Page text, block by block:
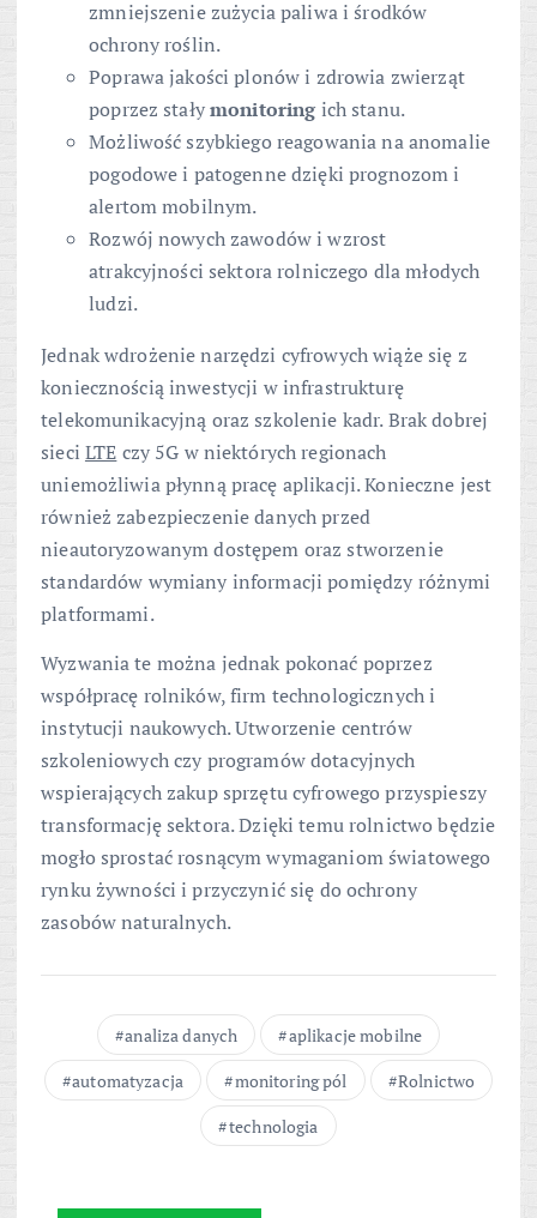
zmniejszenie zużycia paliwa i środków
ochrony roślin.
Poprawa jakości plonów i zdrowia zwierząt
poprzez stałymonitoringich stanu.
Możliwość szybkiego reagowania na anomalie
pogodowe i patogenne dzięki prognozom i
alertom mobilnym.
Rozwój nowych zawodów i wzrost
atrakcyjności sektora rolniczego dla młodych
ludzi.
Jednak wdrożenie narzędzi cyfrowych wiąże się z
koniecznością inwestycji w infrastrukturę
telekomunikacyjną oraz szkolenie kadr. Brak dobrej
sieci LTE czy 5G w niektórych regionach
uniemożliwia płynną pracę aplikacji. Konieczne jest
również zabezpieczenie danych przed
nieautoryzowanym dostępem oraz stworzenie
standardów wymiany informacji pomiędzy różnymi
platformami.
Wyzwania te można jednak pokonać poprzez
współpracę rolników, firm technologicznych i
instytucji naukowych. Utworzenie centrów
szkoleniowych czy programów dotacyjnych
wspierających zakup sprzętu cyfrowego przyspieszy
transformację sektora. Dzięki temu rolnictwo będzie
mogło sprostać rosnącym wymaganiom światowego
rynku żywności i przyczynić się do ochrony
zasobów naturalnych.
analiza danych
aplikacje mobilne
automatyzacja
monitoring pól
Rolnictwo
technologia